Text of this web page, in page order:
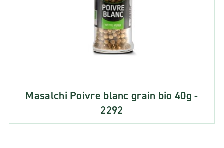
Masalchi Poivre blanc grain bio 40g -
2292